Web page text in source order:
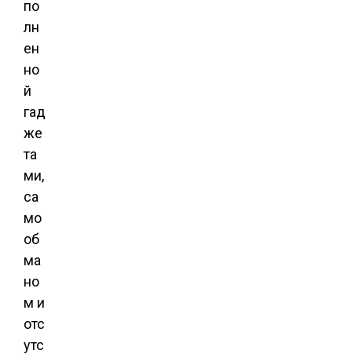
по
лн
ен
но
й
гад
же
та
ми,
са
мо
об
ма
но
м и
отс
утс